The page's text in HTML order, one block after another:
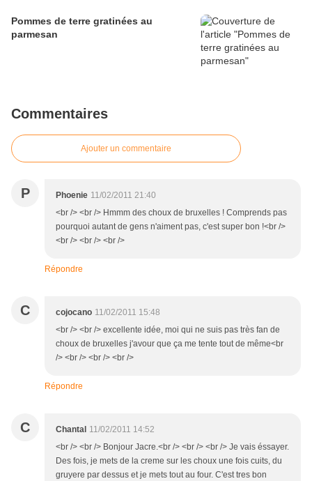
Pommes de terre gratinées au
parmesan
Commentaires
Ajouter un commentaire
P Phoenie 11/02/2011 21:40
<br /> <br /> Hmmm des choux de bruxelles ! Comprends pas
pourquoi autant de gens n'aiment pas, c'est super bon !<br />
<br /> <br /> <br />
Répondre
C cojocano 11/02/2011 15:48
<br /> <br /> excellente idée, moi qui ne suis pas très fan de
choux de bruxelles j'avour que ça me tente tout de même<br
/> <br /> <br /> <br />
Répondre
C Chantal 11/02/2011 14:52
<br /> <br /> Bonjour Jacre.<br /> <br /> <br /> Je vais éssayer.
Des fois, je mets de la creme sur les choux une fois cuits, du
gruyere par dessus et je mets tout au four. C'est tres bon